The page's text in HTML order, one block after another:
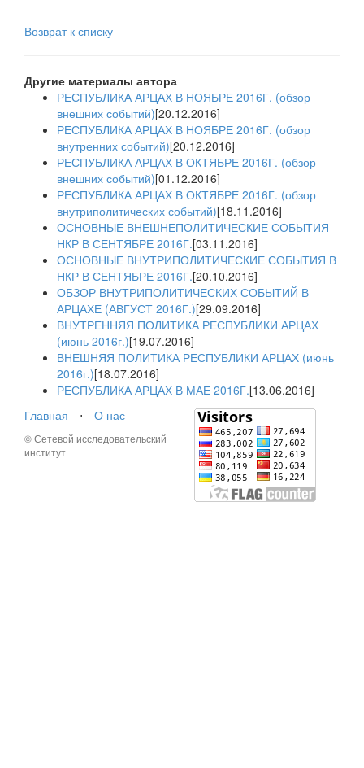
Возврат к списку
Другие материалы автора
РЕСПУБЛИКА АРЦАХ В НОЯБРЕ 2016Г. (обзор
внешних событий)[20.12.2016]
РЕСПУБЛИКА АРЦАХ В НОЯБРЕ 2016Г. (обзор
внутренних событий)[20.12.2016]
РЕСПУБЛИКА АРЦАХ В ОКТЯБРЕ 2016Г. (обзор
внешних событий)[01.12.2016]
РЕСПУБЛИКА АРЦАХ В ОКТЯБРЕ 2016Г. (обзор
внутриполитических событий)[18.11.2016]
ОСНОВНЫЕ ВНЕШНЕПОЛИТИЧЕСКИЕ СОБЫТИЯ
НКР В СЕНТЯБРЕ 2016Г.[03.11.2016]
ОСНОВНЫЕ ВНУТРИПОЛИТИЧЕСКИЕ СОБЫТИЯ В
НКР В СЕНТЯБРЕ 2016Г.[20.10.2016]
ОБЗОР ВНУТРИПОЛИТИЧЕСКИХ СОБЫТИЙ В
АРЦАХЕ (АВГУСТ 2016Г.)[29.09.2016]
ВНУТРЕННЯЯ ПОЛИТИКА РЕСПУБЛИКИ АРЦАХ
(июнь 2016г.)[19.07.2016]
ВНЕШНЯЯ ПОЛИТИКА РЕСПУБЛИКИ АРЦАХ (июнь
2016г.)[18.07.2016]
РЕСПУБЛИКА АРЦАХ В МАЕ 2016Г.[13.06.2016]
Главная
⋅ О нас
© Сетевой исследовательский
институт